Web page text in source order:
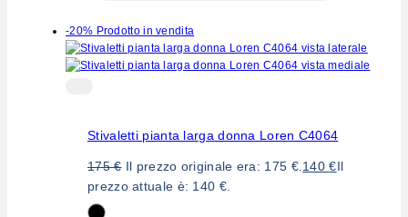
-20% Prodotto in vendita
Stivaletti pianta larga donna Loren C4064
175€ Il prezzo originale era: 175 €. 140€Il
prezzo attuale è: 140 €.